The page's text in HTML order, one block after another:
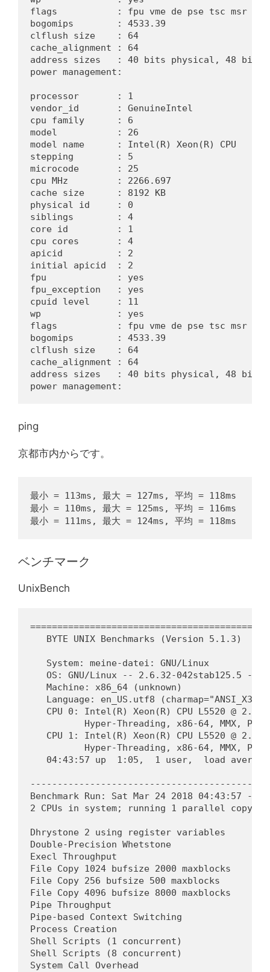
flags           : fpu vme de pse tsc msr pae
bogomips        : 4533.39
clflush size    : 64
cache_alignment : 64
address sizes   : 40 bits physical, 48
power management:
processor       : 1
vendor_id       : GenuineIntel
cpu family      : 6
model           : 26
model name      : Intel(R) Xeon(R) CPU
stepping        : 5
microcode       : 25
cpu MHz         : 2266.697
cache size      : 8192 KB
physical id     : 0
siblings        : 4
core id         : 1
cpu cores       : 4
apicid          : 2
initial apicid  : 2
fpu             : yes
fpu_exception   : yes
cpuid level     : 11
wp              : yes
flags           : fpu vme de pse tsc msr pae
bogomips        : 4533.39
clflush size    : 64
cache_alignment : 64
address sizes   : 40 bits physical, 48
power management:
ping
京都市内からです。
最小 = 113ms, 最大 = 127ms, 平均 = 118ms
最小 = 110ms, 最大 = 125ms, 平均 = 116ms
最小 = 111ms, 最大 = 124ms, 平均 = 118ms
ベンチマーク
UnixBench
   BYTE UNIX Benchmarks (Version 5.1.3)
   System: meine-datei: GNU/Linux
OS: GNU/Linux -- 2.6.32-042stab125.5 --
   Machine: x86_64 (unknown)
Language: en_US.utf8
CPU 0: Intel(R) Xeon(R) CPU L5520 @
Hyper-Threading, x86-64, MMX,
CPU 1: Intel(R) Xeon(R) CPU L5520 @
Hyper-Threading, x86-64, MMX,
04:43:57 up  1:05,  1 user,  load
Benchmark Run: Sat Mar 24 2018 04:43:57 -
2 CPUs in system; running 1 parallel copy
Dhrystone 2 using register variables
Double-Precision Whetstone
Execl Throughput
File Copy 1024 bufsize 2000 maxblocks
File Copy 256 bufsize 500 maxblocks
File Copy 4096 bufsize 8000 maxblocks
Pipe Throughput
Pipe-based Context Switching
Process Creation
Shell Scripts (1 concurrent)
Shell Scripts (8 concurrent)
System Call Overhead